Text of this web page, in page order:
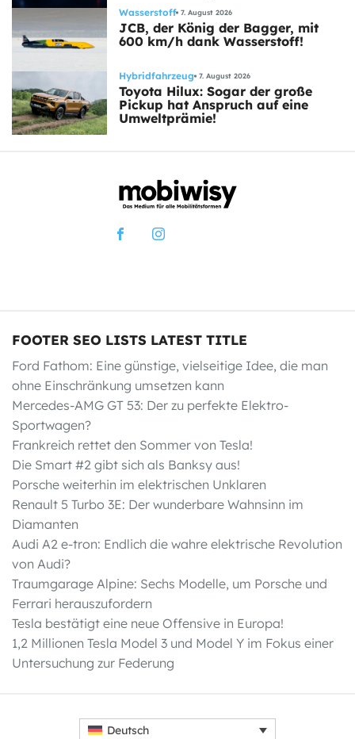
Wasserstoff 7. August 2026
JCB, der König der Bagger, mit
600 km/h dank Wasserstoff!
Hybridfahrzeug 7. August 2026
Toyota Hilux: Sogar der große
Pickup hat Anspruch auf eine
Umweltprämie!
FOOTER SEO LISTS LATEST TITLE
Ford Fathom: Eine günstige, vielseitige Idee, die man
ohne Einschränkung umsetzen kann
Mercedes-AMG GT 53: Der zu perfekte Elektro-
Sportwagen?
Frankreich rettet den Sommer von Tesla!
Die Smart #2 gibt sich als Banksy aus!
Porsche weiterhin im elektrischen Unklaren
Renault 5 Turbo 3E: Der wunderbare Wahnsinn im
Diamanten
Audi A2 e-tron: Endlich die wahre elektrische Revolution
von Audi?
Traumgarage Alpine: Sechs Modelle, um Porsche und
Ferrari herauszufordern
Tesla bestätigt eine neue Offensive in Europa!
1,2 Millionen Tesla Model 3 und Model Y im Fokus einer
Untersuchung zur Federung
Deutsch